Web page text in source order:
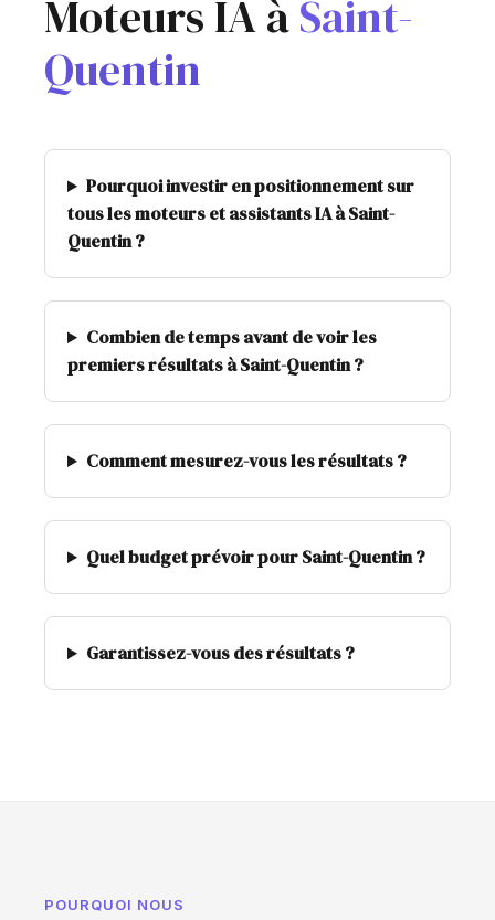
Moteurs IA àSaint-
Quentin
Pourquoi investir en positionnement sur
tous les moteurs et assistants IA à Saint-
Quentin ?
Combien de temps avant de voir les
premiers résultats à Saint-Quentin ?
Comment mesurez-vous les résultats ?
Quel budget prévoir pour Saint-Quentin ?
Garantissez-vous des résultats ?
POURQUOI NOUS